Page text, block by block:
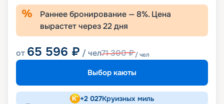
Раннее бронирование — 8%. Цена
вырастет через22дня
от 65 596 ₽ / чел71 300₽/ чел
Выбор каюты
+2 027Круизных миль